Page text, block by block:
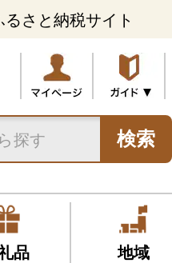
さと納税サイト
検索
品 地域